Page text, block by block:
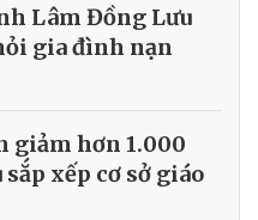
Lâm Đồng Lưu
gia đình nạn
giảm hơn 1.000
xếp cơ sở giáo